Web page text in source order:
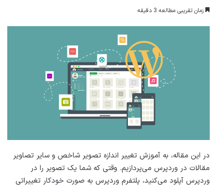
زمان تقریبی مطالعه 3 دقیقه
در این مقاله، به آموزش تغییر اندازه تصویر شاخص و سایر تصاویر
مقالات در وردپرس می‌پردازیم. وقتی که شما یک تصویر را در
وردپرس آپلود می‌کنید، پلتفرم وردپرس به صورت خودکار تغییراتی